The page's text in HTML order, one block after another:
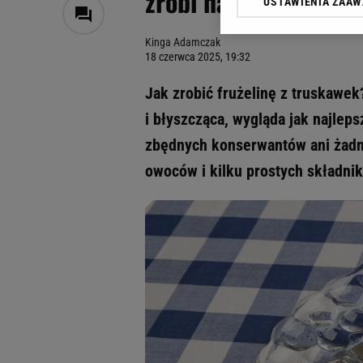
Kinga Adamczak
18 czerwca 2025, 19:32
Jak zrobić frużelinę z
i błyszcząca, wygląda jak
zbędnych konserwantów ani
owoców i kilku prostych
Klikając „Akceptuję”
odnośnik „Ustawienia
My, nasi Zaufani
Użycie dokładnych
Przechowywanie
badnie odbiorców i